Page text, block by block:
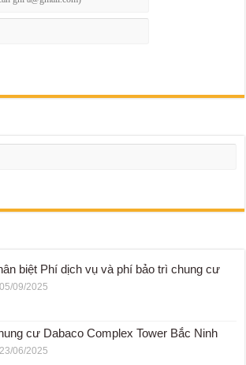
biệt Phí dịch vụ và phí bảo trì chung cư
05/09/2025
cư Dabaco Complex Tower Bắc Ninh
23/06/2025